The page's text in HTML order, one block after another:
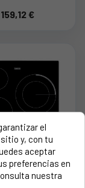
159,12 €
PARA
(SOLO EL
el
y, con tu
aceptar
preferencias en
nuestra